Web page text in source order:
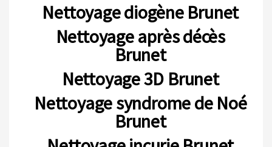
Nettoyage diogène Brunet
Nettoyage après décès
Brunet
Nettoyage 3D Brunet
Nettoyage syndrome de Noé
Brunet